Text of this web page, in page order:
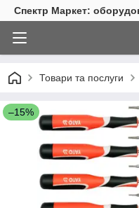
Спектр Маркет:
Товари та послуги
–15%